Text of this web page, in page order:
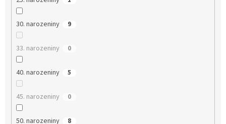
30. narozeniny 9
33. narozeniny 0
40. narozeniny 5
45. narozeniny 0
50. narozeniny 8